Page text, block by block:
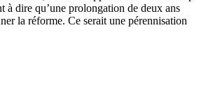
à dire qu’une prolongation de deux ans
la réforme. Ce serait une pérennisation